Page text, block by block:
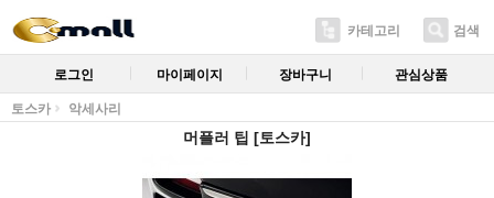
카테고리 검색
로그인 마이페이지 장바구니 관심상품
토스카 악세사리
머플러 팁 [토스카]